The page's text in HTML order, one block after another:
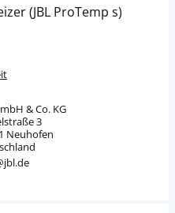
(JBL ProTemp s)
& Co. KG
3
Neuhofen